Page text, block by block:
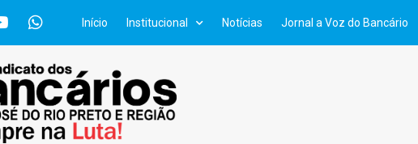
Início Institucional Notícias Jornal a Voz do Bancário